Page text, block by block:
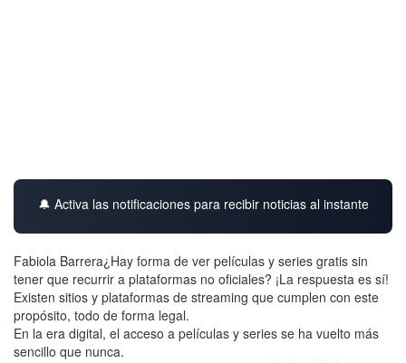
🔔 Activa las notificaciones para recibir noticias al instante
Fabiola Barrera¿Hay forma de ver películas y series gratis sin
tener que recurrir a plataformas no oficiales? ¡La respuesta es sí!
Existen sitios y plataformas de streaming que cumplen con este
propósito, todo de forma legal.
En la era digital, el acceso a películas y series se ha vuelto más
sencillo que nunca.